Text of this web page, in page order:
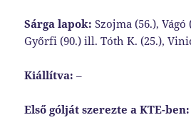
Sárga lapok:Szojma (56.),
Győrfi (90.) ill. Tóth K. (25.),
Kiállítva:–
Első gólját szerezte a KTE-ben: